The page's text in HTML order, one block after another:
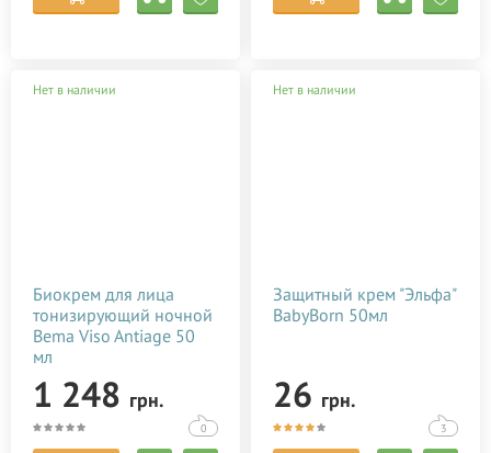
Нет в наличии
Биокрем для лица
тонизирующий ночной
Bema Viso Antiage 50
мл
1 248 грн.
0
Нет в наличии
Защитный крем "Эльфа"
BabyBorn 50мл
26 грн.
3